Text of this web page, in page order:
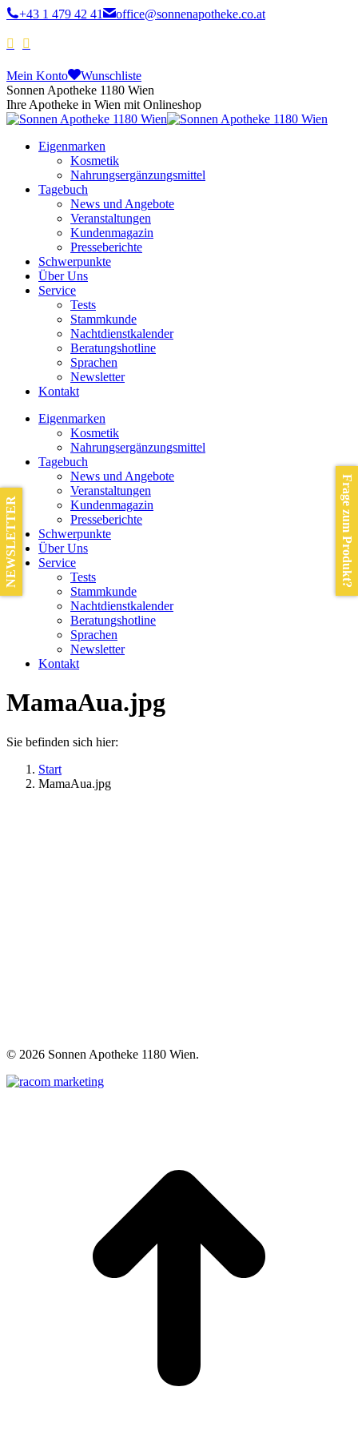
+43 1 479 42 41 office@sonnenapotheke.co.at
Mein Konto
Wunschliste
Sonnen Apotheke 1180 Wien
Ihre Apotheke in Wien mit Onlineshop
Eigenmarken
Kosmetik
Nahrungsergänzungsmittel
Tagebuch
News und Angebote
Veranstaltungen
Kundenmagazin
Presseberichte
Schwerpunkte
Über Uns
Service
Tests
Stammkunde
Nachtdienstkalender
Beratungshotline
Sprachen
Newsletter
Kontakt
Eigenmarken
Kosmetik
Nahrungsergänzungsmittel
Tagebuch
News und Angebote
Veranstaltungen
Kundenmagazin
Presseberichte
Schwerpunkte
Über Uns
Service
Tests
Stammkunde
Nachtdienstkalender
Beratungshotline
Sprachen
Newsletter
Kontakt
MamaAua.jpg
Sie befinden sich hier:
Start
MamaAua.jpg
© 2026 Sonnen Apotheke 1180 Wien.
Frage zum Produkt?
NEWSLETTER